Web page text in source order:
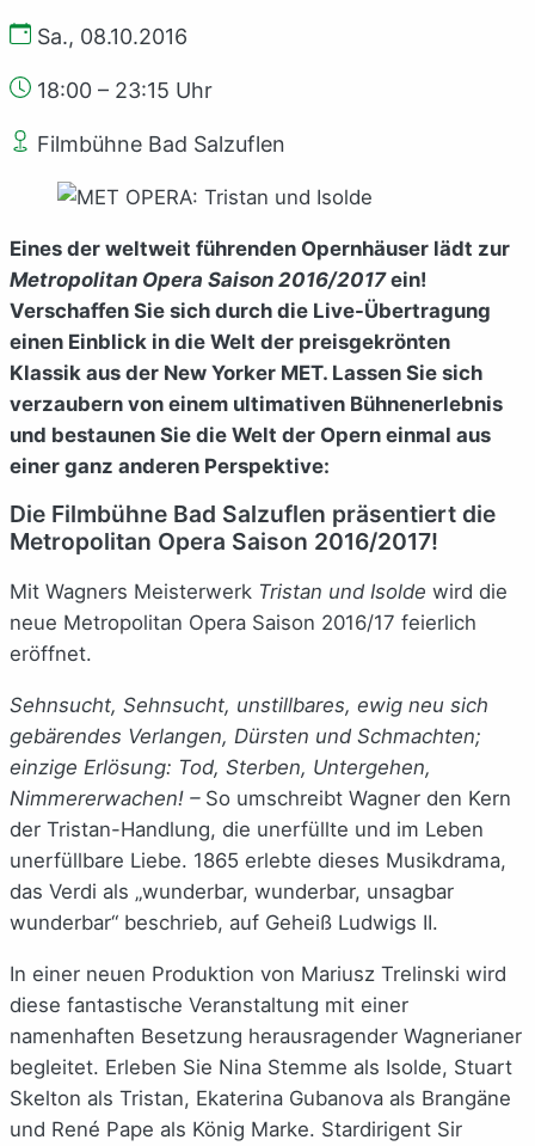
Sa., 08.10.2016
18:00 – 23:15 Uhr
Filmbühne Bad Salzuflen
Eines der weltweit führenden Opernhäuser lädt zur
Metropolitan Opera Saison 2016/2017ein!
Verschaffen Sie sich durch die Live-Übertragung
einen Einblick in die Welt der preisgekrönten
Klassik aus der New Yorker MET. Lassen Sie sich
verzaubern von einem ultimativen Bühnenerlebnis
und bestaunen Sie die Welt der Opern einmal aus
einer ganz anderen Perspektive:
Die Filmbühne Bad Salzuflen präsentiert die
Metropolitan Opera Saison 2016/2017!
Mit Wagners Meisterwerk Tristan und Isolde wird die
neue Metropolitan Opera Saison 2016/17 feierlich
eröffnet.
Sehnsucht, Sehnsucht, unstillbares, ewig neu sich
gebärendes Verlangen, Dürsten und Schmachten;
einzige Erlösung: Tod, Sterben, Untergehen,
Nimmererwachen! –So umschreibt Wagner den Kern
der Tristan-Handlung, die unerfüllte und im Leben
unerfüllbare Liebe. 1865 erlebte dieses Musikdrama,
das Verdi als „wunderbar, wunderbar, unsagbar
wunderbar“ beschrieb, auf Geheiß Ludwigs II.
In einer neuen Produktion von Mariusz Trelinski wird
diese fantastische Veranstaltung mit einer
namenhaften Besetzung herausragender Wagnerianer
begleitet. Erleben Sie Nina Stemme als Isolde, Stuart
Skelton als Tristan, Ekaterina Gubanova als Brangäne
und René Pape als König Marke. Stardirigent Sir